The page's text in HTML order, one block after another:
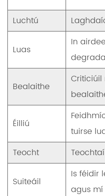
Luchtú
Luas
In
Bealaithe
Éilliú
tuirse
Teocht
Suiteáil
Is féidir
agus